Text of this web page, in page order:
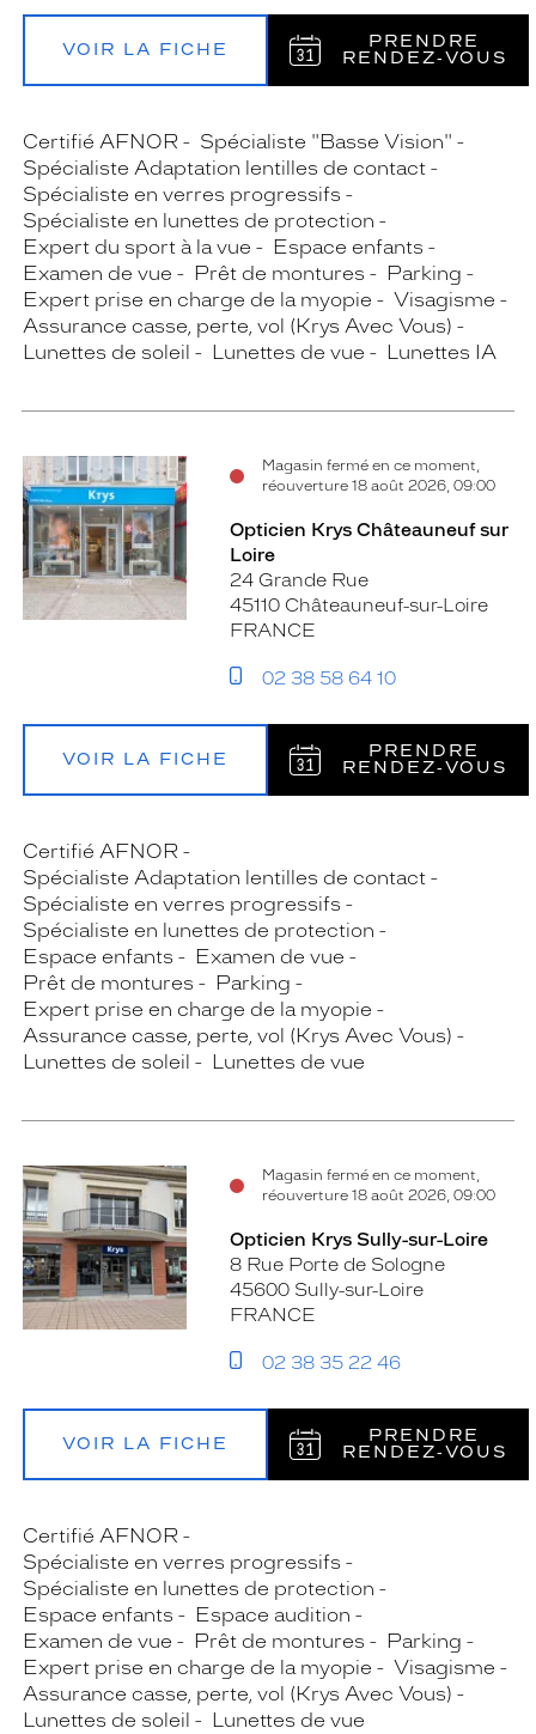
VOIR LA FICHE
PRENDRE
RENDEZ‑VOUS
Certifié AFNOR
Spécialiste "Basse Vision"
Spécialiste Adaptation lentilles de contact
Spécialiste en verres progressifs
Spécialiste en lunettes de protection
Expert du sport à la vue
Espace enfants
Examen de vue
Prêt de montures
Parking
Expert prise en charge de la myopie
Visagisme
Assurance casse, perte, vol (Krys Avec Vous)
Lunettes de soleil
Lunettes de vue Lunettes IA
Magasin fermé en ce moment,
réouverture 18 août 2026, 09:00
Opticien Krys Châteauneuf sur
Loire
24 Grande Rue
45110 Châteauneuf-sur-Loire
FRANCE
02 38 58 64 10
VOIR LA FICHE
PRENDRE
RENDEZ‑VOUS
Certifié AFNOR
Spécialiste Adaptation lentilles de contact
Spécialiste en verres progressifs
Spécialiste en lunettes de protection
Espace enfants
Examen de vue
Prêt de montures
Parking
Expert prise en charge de la myopie
Assurance casse, perte, vol (Krys Avec Vous)
Lunettes de soleil
Lunettes de vue
Magasin fermé en ce moment,
réouverture 18 août 2026, 09:00
Opticien Krys Sully-sur-Loire
8 Rue Porte de Sologne
45600 Sully-sur-Loire
FRANCE
02 38 35 22 46
VOIR LA FICHE
PRENDRE
RENDEZ‑VOUS
Certifié AFNOR
Spécialiste en verres progressifs
Spécialiste en lunettes de protection
Espace enfants
Espace audition
Examen de vue
Prêt de montures
Parking
Expert prise en charge de la myopie
Visagisme
Assurance casse, perte, vol (Krys Avec Vous)
Lunettes de soleil
Lunettes de vue